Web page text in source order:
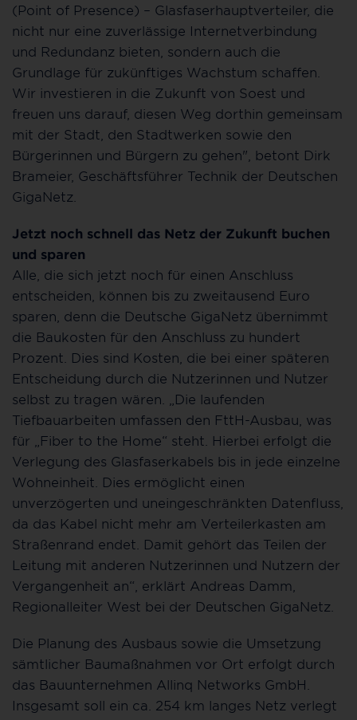
(Point of Presence) – Glasfaserhauptverteiler, die
nicht nur eine zuverlässige Internetverbindung
und Redundanz bieten, sondern auch die
Grundlage für zukünftiges Wachstum schaffen.
Wir investieren in die Zukunft von Soest und
freuen uns darauf, diesen Weg dorthin gemeinsam
mit der Stadt, den Stadtwerken sowie den
Bürgerinnen und Bürgern zu gehen", betont Dirk
Brameier, Geschäftsführer Technik der Deutschen
GigaNetz.
Jetzt noch schnell das Netz der Zukunft buchen
und sparen
Alle, die sich jetzt noch für einen Anschluss
entscheiden, können bis zu zweitausend Euro
sparen, denn die Deutsche GigaNetz übernimmt
die Baukosten für den Anschluss zu hundert
Prozent. Dies sind Kosten, die bei einer späteren
Entscheidung durch die Nutzerinnen und Nutzer
selbst zu tragen wären. „Die laufenden
Tiefbauarbeiten umfassen den FttH-Ausbau, was
für „Fiber to the Home“ steht. Hierbei erfolgt die
Verlegung des Glasfaserkabels bis in jede einzelne
Wohneinheit. Dies ermöglicht einen
unverzögerten und uneingeschränkten Datenfluss,
da das Kabel nicht mehr am Verteilerkasten am
Straßenrand endet. Damit gehört das Teilen der
Leitung mit anderen Nutzerinnen und Nutzern der
Vergangenheit an“, erklärt Andreas Damm,
Regionalleiter West bei der Deutschen GigaNetz.
Die Planung des Ausbaus sowie die Umsetzung
sämtlicher Baumaßnahmen vor Ort erfolgt durch
das Bauunternehmen Allinq Networks GmbH.
Insgesamt soll ein ca. 254 km langes Netz verlegt